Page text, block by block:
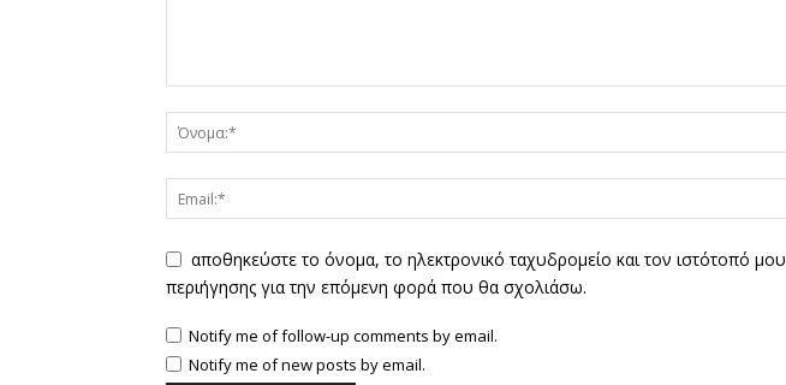
αποθηκεύστε το όνομα, το ηλεκτρονικό ταχυδρομείο και τον ιστότοπό
περιήγησης για την επόμενη φορά που θα σχολιάσω.
Notify me of follow-up comments by email.
Notify me of new posts by email.